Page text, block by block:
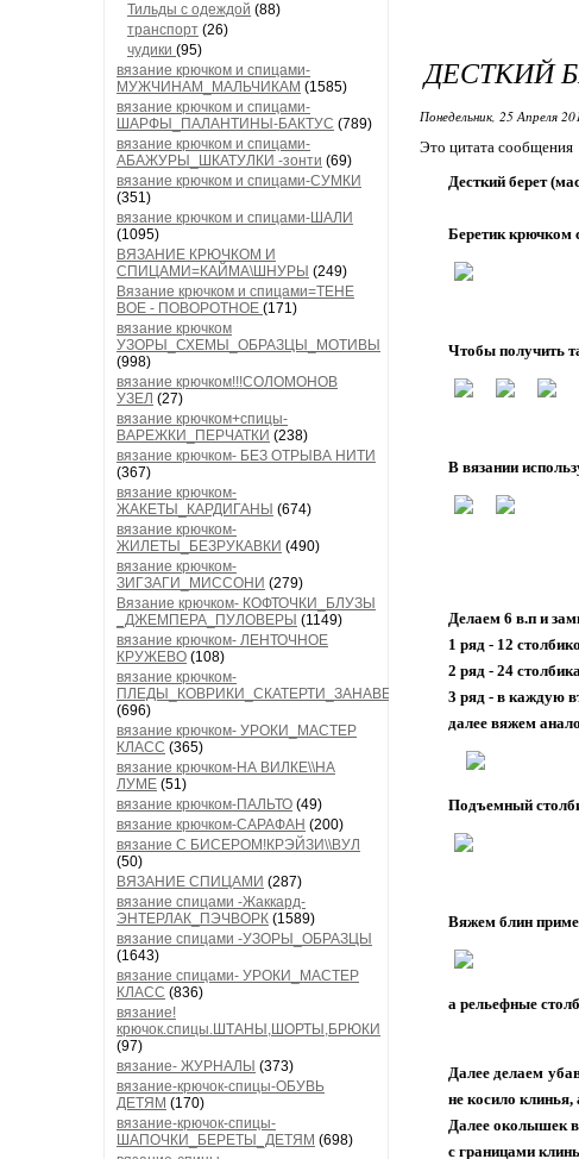
Тильды с одеждой (88)
транспорт (26)
чудики (95)
вязание крючком и спицами-
МУЖЧИНАМ_МАЛЬЧИКАМ (1585)
вязание крючком и спицами-
ШАРФЫ_ПАЛАНТИНЫ-БАКТУС (789)
вязание крючком и спицами-
АБАЖУРЫ_ШКАТУЛКИ -зонти (69)
вязание крючком и спицами-СУМКИ
(351)
вязание крючком и спицами-ШАЛИ
(1095)
ВЯЗАНИЕ КРЮЧКОМ И
СПИЦАМИ=КАЙМА\ШНУРЫ (249)
Вязание крючком и спицами=ТЕНЕ
ВОЕ - ПОВОРОТНОЕ (171)
вязание крючком
УЗОРЫ_СХЕМЫ_ОБРАЗЦЫ_МОТИВЫ
(998)
вязание крючком!!!СОЛОМОНОВ
УЗЕЛ (27)
вязание крючком+спицы-
ВАРЕЖКИ_ПЕРЧАТКИ (238)
вязание крючком- БЕЗ ОТРЫВА НИТИ
(367)
вязание крючком-
ЖАКЕТЫ_КАРДИГАНЫ (674)
вязание крючком-
ЖИЛЕТЫ_БЕЗРУКАВКИ (490)
вязание крючком-
ЗИГЗАГИ_МИССОНИ (279)
Вязание крючком- КОФТОЧКИ_БЛУЗЫ
_ДЖЕМПЕРА_ПУЛОВЕРЫ (1149)
вязание крючком- ЛЕНТОЧНОЕ
КРУЖЕВО (108)
вязание крючком-
ПЛЕДЫ_КОВРИКИ_СКАТЕРТИ_ЗАНАВЕСКИ
(696)
вязание крючком- УРОКИ_МАСТЕР
КЛАСС (365)
вязание крючком-НА ВИЛКЕ\\НА
ЛУМЕ (51)
вязание крючком-ПАЛЬТО (49)
вязание крючком-САРАФАН (200)
вязание С БИСЕРОМ!КРЭЙЗИ\\ВУЛ
(50)
ВЯЗАНИЕ СПИЦАМИ (287)
вязание спицами -Жаккард-
ЭНТЕРЛАК_ПЭЧВОРК (1589)
вязание спицами -УЗОРЫ_ОБРАЗЦЫ
(1643)
вязание спицами- УРОКИ_МАСТЕР
КЛАСС (836)
вязание!
крючок.спицы.ШТАНЫ,ШОРТЫ,БРЮКИ
(97)
вязание- ЖУРНАЛЫ (373)
вязание-крючок-спицы-ОБУВЬ
ДЕТЯМ (170)
вязание-крючок-спицы-
ШАПОЧКИ_БЕРЕТЫ_ДЕТЯМ (698)
ДЕСТКИЙ
Понедельник, 25 Апреля
Это цитата сообщения
Десткий берет
Беретик крючком
Чтобы получить
В вязании
Делаем 6 в.п и
1 ряд - 12
2 ряд - 24
3 ряд - в каждую
далее вяжем
Подъемный
Вяжем блин
а рельефные
Далее делаем
не косило
Далее околышек в
с границами